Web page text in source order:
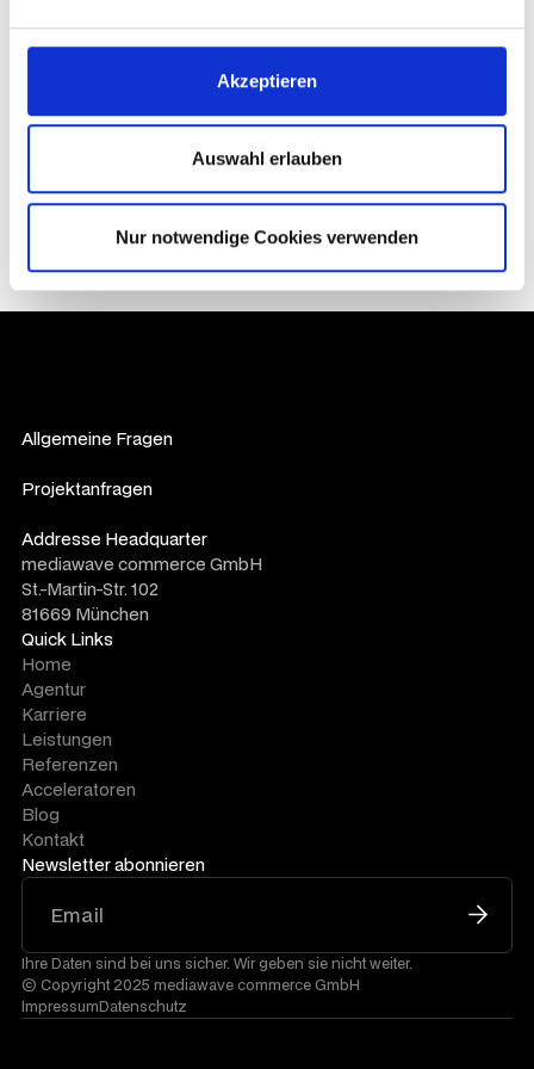
Akzeptieren
Auswahl erlauben
Nur notwendige Cookies verwenden
Jetzt herunterladen
Jetzt herunterladen
Newsletter abonnieren
Ihre Daten sind bei uns sicher. Wir geben sie nicht weiter.
Allgemeine Fragen
Projektanfragen
Addresse Headquarter
mediawave commerce GmbH
St.-Martin-Str. 102
81669 München
Quick Links
Home
Agentur
Karriere
Leistungen
Referenzen
Acceleratoren
Blog
Kontakt
© Copyright 2025 mediawave commerce GmbH
ImpressumDatenschutz